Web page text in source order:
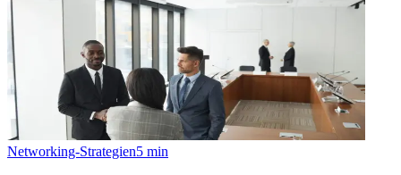
Networking-Strategien5 min